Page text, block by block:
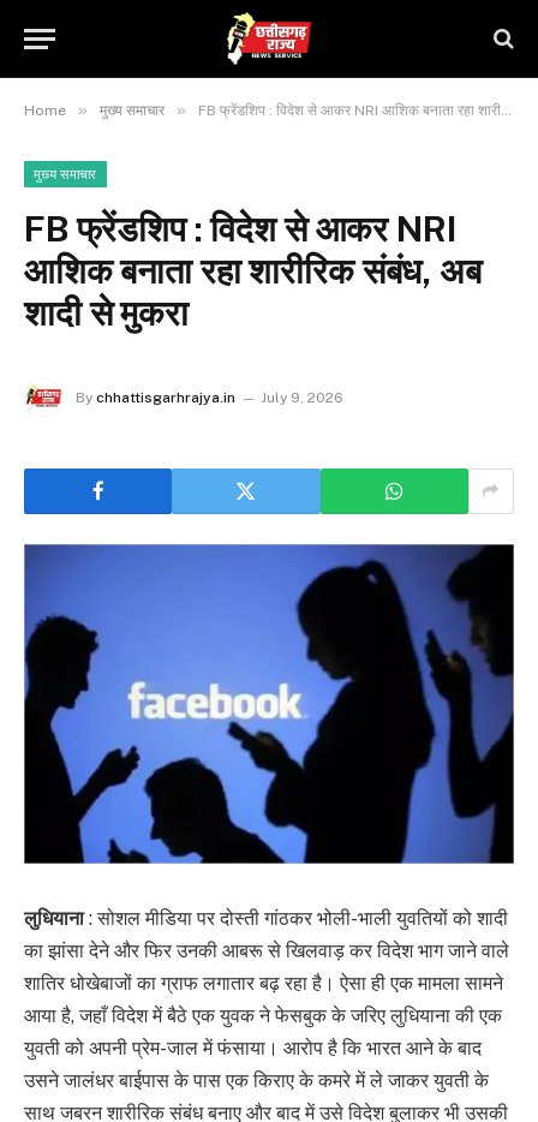
Home » मुख्य समाचार » FB फ्रेंडशिप : विदेश से आकर NRI आशिक बनाता रहा शारीरिक संबंध, अब शादी से मुकरा
मुख्य समाचार
FB फ्रेंडशिप : विदेश से आकर NRI
आशिक बनाता रहा शारीरिक संबंध, अब
शादी से मुकरा
By chhattisgarhrajya.in July 9, 2026
लुधियाना: सोशल मीडिया पर दोस्ती गांठकर भोली-भाली युवतियों को शादी
का झांसा देने और फिर उनकी आबरू से खिलवाड़ कर विदेश भाग जाने वाले
शातिर धोखेबाजों का ग्राफ लगातार बढ़ रहा है। ऐसा ही एक मामला सामने
आया है, जहाँ विदेश में बैठे एक युवक ने फेसबुक के जरिए लुधियाना की एक
युवती को अपनी प्रेम-जाल में फंसाया। आरोप है कि भारत आने के बाद
उसने जालंधर बाईपास के पास एक किराए के कमरे में ले जाकर युवती के
साथ जबरन शारीरिक संबंध बनाए और बाद में उसे विदेश बुलाकर भी उसकी